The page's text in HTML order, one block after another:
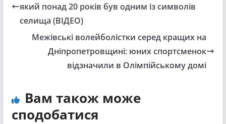
який понад 20 років був одним із символів
селища (ВІДЕО)
Межівські волейболістки серед кращих на
Дніпропетровщині: юних спортсменок
відзначили в Олімпійському домі
Вам також може
сподобатися